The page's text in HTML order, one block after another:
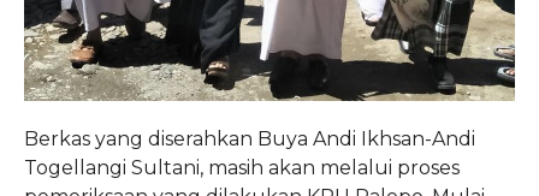
Berkas yang diserahkan Buya Andi Ikhsan-Andi
Togellangi Sultani, masih akan melalui proses